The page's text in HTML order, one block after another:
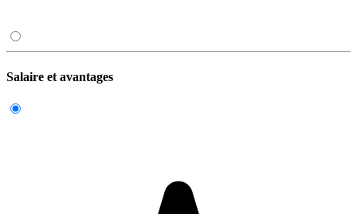
Salaire et avantages